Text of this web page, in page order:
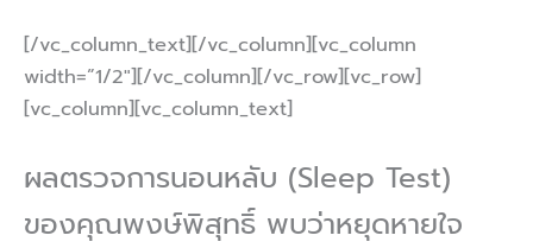
[/vc_column_text][/vc_column][vc_column
width=”1/2″][/vc_column][/vc_row][vc_row]
[vc_column][vc_column_text]
ผลตรวจการนอนหลับ (Sleep Test)
ของคุณพงษ์พิสุทธิ์ พบว่าหยุดหายใจ